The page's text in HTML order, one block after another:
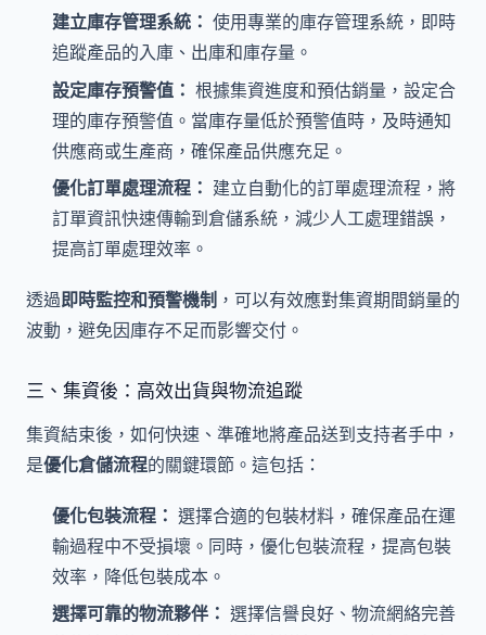
建立庫存管理系統： 使用專業的庫存管理系統，即時
追蹤產品的入庫、出庫和庫存量。
設定庫存預警值： 根據集資進度和預估銷量，設定合
理的庫存預警值。當庫存量低於預警值時，及時通知
供應商或生產商，確保產品供應充足。
優化訂單處理流程： 建立自動化的訂單處理流程，將
訂單資訊快速傳輸到倉儲系統，減少人工處理錯誤，
提高訂單處理效率。
透過即時監控和預警機制 ，可以有效應對集資期間銷量的
波動，避免因庫存不足而影響交付。
三、集資後：高效出貨與物流追蹤
集資結束後，如何快速、準確地將產品送到支持者手中，
是優化倉儲流程的關鍵環節。這包括：
優化包裝流程： 選擇合適的包裝材料，確保產品在運
輸過程中不受損壞。同時，優化包裝流程，提高包裝
效率，降低包裝成本。
選擇可靠的物流夥伴： 選擇信譽良好、物流網絡完善